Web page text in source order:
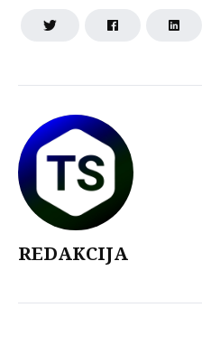
REDAKCIJA